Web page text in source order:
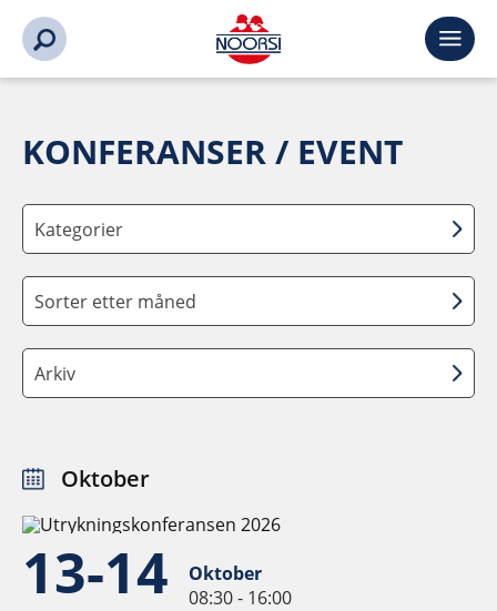
KONFERANSER / EVENT
Kategorier
Sorter etter måned
Arkiv
Oktober
13-14
Oktober
08:30 - 16:00